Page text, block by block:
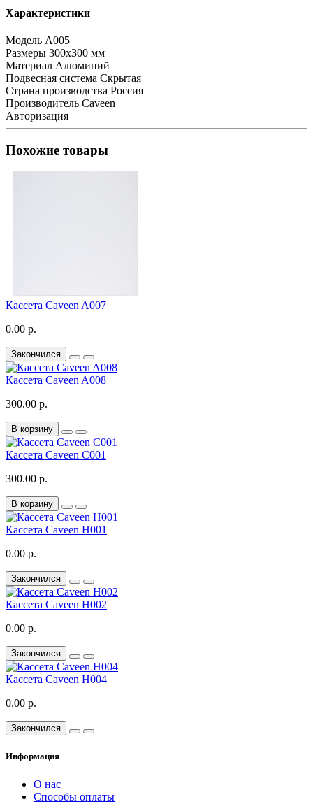
Характеристики
Модель А005
Размеры 300x300 мм
Материал Алюминий
Подвесная система Скрытая
Страна производства Россия
Производитель Caveen
Авторизация
Похожие товары
Кассета Caveen A007
0.00 р.
Закончился
Кассета Caveen A008
300.00 р.
В корзину
Кассета Caveen C001
300.00 р.
В корзину
Кассета Caveen H001
0.00 р.
Закончился
Кассета Caveen H002
0.00 р.
Закончился
Кассета Caveen H004
0.00 р.
Закончился
Информация
О нас
Способы оплаты